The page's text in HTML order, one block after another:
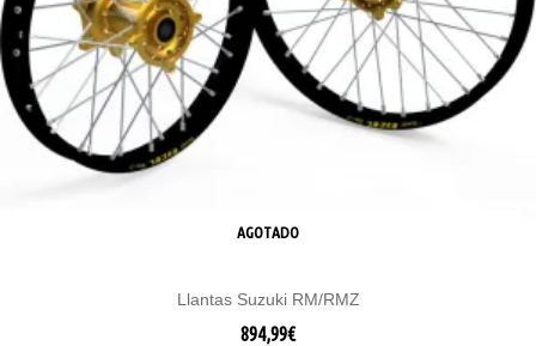
AGOTADO
Llantas Suzuki RM/RMZ
894,99€
en
la
página
de
producto